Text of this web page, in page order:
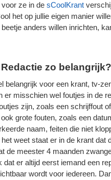
voor ze in de sCoolKrant
het op jullie eigen manier
anders willen inrichten,
zo belangrijk?
belangrijk voor een krant, tv-
er misschien wel foutjes in de
zijn, zoals een schrijffout
grote fouten, zoals een
naam, feiten die niet
weet staat er in de krant dat
de meester 4 maanden
dat er altijd eerst iemand een
wordt voor iedereen.